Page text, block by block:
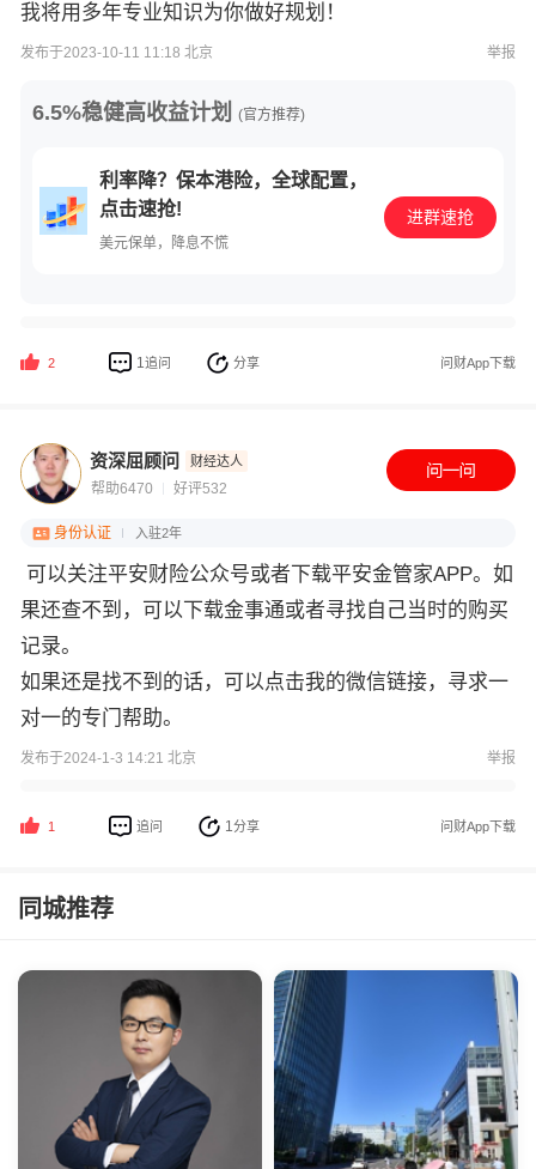
我将用多年专业知识为你做好规划！
发布于2023-10-11 11:18 北京 举报
6.5%稳健高收益计划 (官方推荐)
利率降？保本港险，全球配置，
点击速抢!
美元保单，降息不慌
进群速抢
2 1追问 分享 问财App下载
资深屈顾问 财经达人
帮助6470 好评532
身份认证 入驻2年
可以关注平安财险公众号或者下载平安金管家APP。如
果还查不到，可以下载金事通或者寻找自己当时的购买
记录。
如果还是找不到的话，可以点击我的微信链接，寻求一
对一的专门帮助。
发布于2024-1-3 14:21 北京 举报
1 追问 1分享 问财App下载
同城推荐